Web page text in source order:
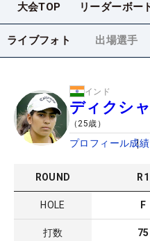
大会TOP リーダーボー
ライブフォト 出場選手
インド
ディクシ
（25歳）
プロフィール成績
ROUND R1
HOLE F
打数 75